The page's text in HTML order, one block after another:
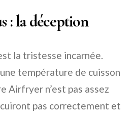
: la déception
la tristesse incarnée.
température de cuisson
Airfryer n’est pas assez
cuiront pas correctement et